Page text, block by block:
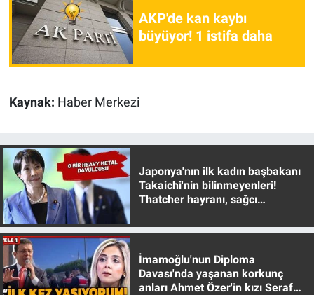
AKP'de kan kaybı
büyüyor! 1 istifa daha
Kaynak: Haber Merkezi
Japonya'nın ilk kadın başbakanı
Takaichi'nin bilinmeyenleri!
Thatcher hayranı, sağcı
İmamoğlu'nun Diploma
Davası'nda yaşanan korkunç
anları Ahmet Özer'in kızı Seraf